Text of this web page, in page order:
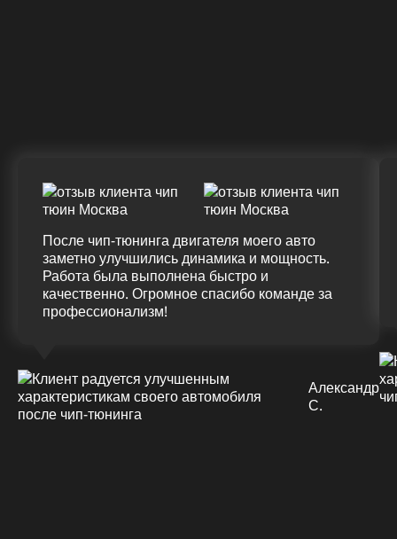
После чип-тюнинга двигателя моего авто
заметно улучшились динамика и мощность.
Работа была выполнена быстро и
качественно. Огромное спасибо команде за
профессионализм!
Александр
С.